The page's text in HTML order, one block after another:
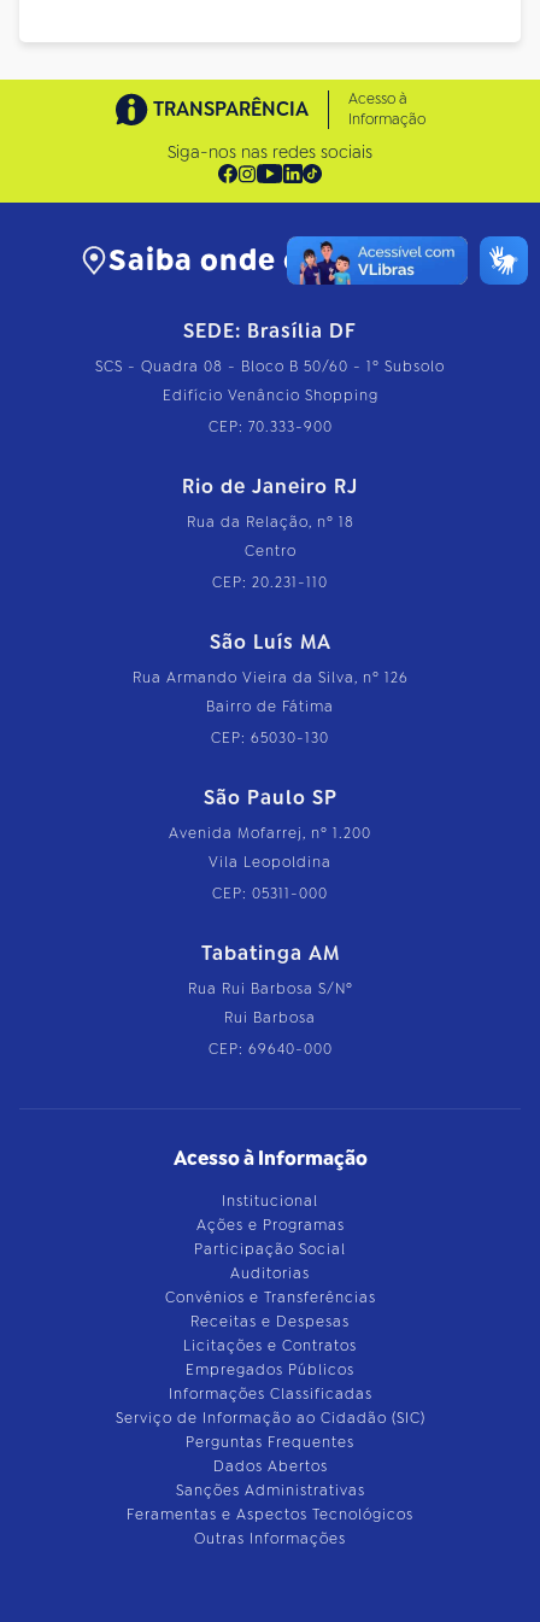
TRANSPARÊNCIA
Acesso à
Informação
Siga-nos nas redes sociais
Saiba onde está a EBC
SEDE: Brasília DF
SCS - Quadra 08 - Bloco B 50/60 - 1º Subsolo
Edifício Venâncio Shopping
CEP: 70.333-900
Rio de Janeiro RJ
Rua da Relação, nº 18
Centro
CEP: 20.231-110
São Luís MA
Rua Armando Vieira da Silva, nº 126
Bairro de Fátima
CEP: 65030-130
São Paulo SP
Avenida Mofarrej, nº 1.200
Vila Leopoldina
CEP: 05311-000
Tabatinga AM
Rua Rui Barbosa S/Nº
Rui Barbosa
CEP: 69640-000
Acesso à Informação
Institucional
Ações e Programas
Participação Social
Auditorias
Convênios e Transferências
Receitas e Despesas
Licitações e Contratos
Empregados Públicos
Informações Classificadas
Serviço de Informação ao Cidadão (SIC)
Perguntas Frequentes
Dados Abertos
Sanções Administrativas
Feramentas e Aspectos Tecnológicos
Outras Informações